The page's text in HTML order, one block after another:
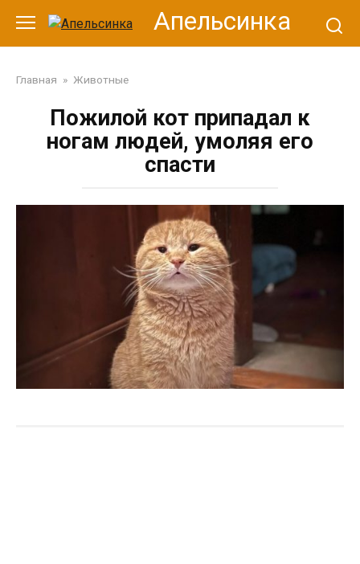
контенту
Апельсинка
Главная » Животные
Пожилой кот припадал к
ногам людей, умоляя его
спасти